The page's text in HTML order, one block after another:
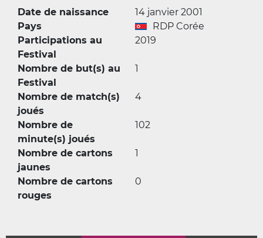
Date de naissance
14 janvier 2001
Pays
RDP Corée
Participations au
Festival
2019
Nombre de but(s) au
Festival
1
Nombre de match(s)
joués
4
Nombre de
minute(s) joués
102
Nombre de cartons
jaunes
1
Nombre de cartons
rouges
0